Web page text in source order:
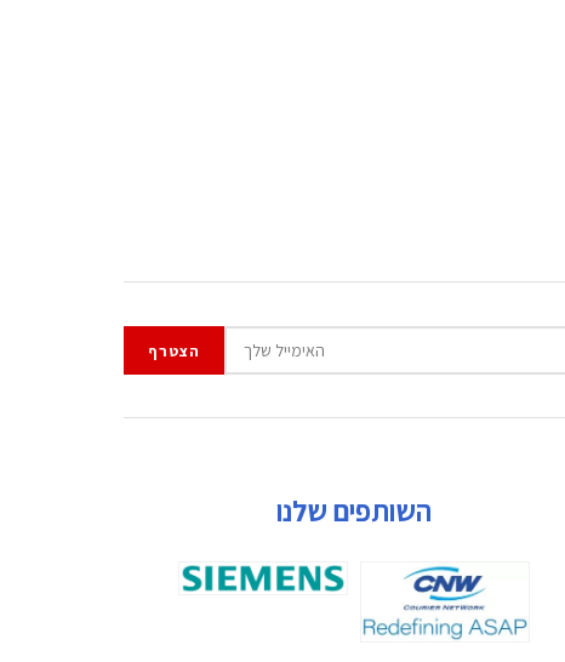
השותפים שלנו